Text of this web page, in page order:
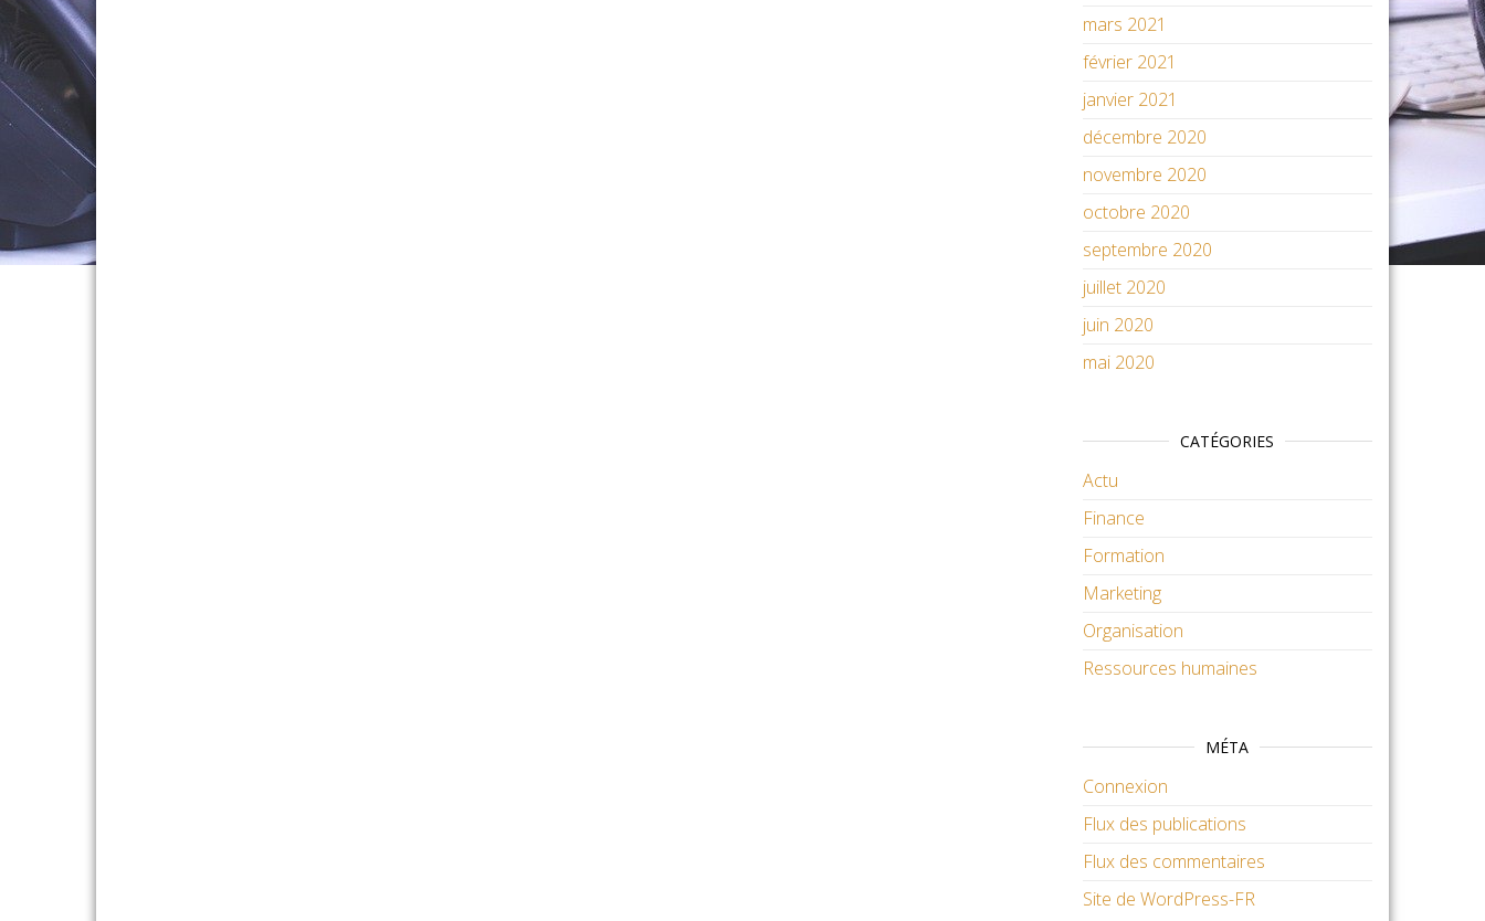
mars 2021
février 2021
janvier 2021
décembre 2020
novembre 2020
octobre 2020
septembre 2020
juillet 2020
juin 2020
mai 2020
CATÉGORIES
Actu
Finance
Formation
Marketing
Organisation
Ressources humaines
MÉTA
Connexion
Flux des publications
Flux des commentaires
Site de WordPress-FR